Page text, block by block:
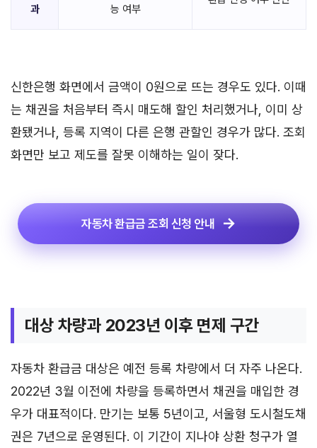
과 능 여부
신한은행 화면에서 금액이 0원으로 뜨는 경우도 있다. 이때
는 채권을 처음부터 즉시 매도해 할인 처리했거나, 이미 상
환됐거나, 등록 지역이 다른 은행 관할인 경우가 많다. 조회
화면만 보고 제도를 잘못 이해하는 일이 잦다.
자동차 환급금 조회 신청 안내
대상 차량과 2023년 이후 면제 구간
자동차 환급금 대상은 예전 등록 차량에서 더 자주 나온다.
2022년 3월 이전에 차량을 등록하면서 채권을 매입한 경
우가 대표적이다. 만기는 보통 5년이고, 서울형 도시철도채
권은 7년으로 운영된다. 이 기간이 지나야 상환 청구가 열